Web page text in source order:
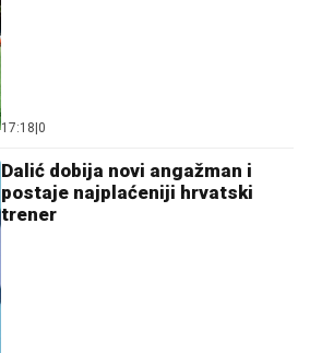
17:18 0
Dalić dobija novi angažman i
postaje najplaćeniji hrvatski
trener